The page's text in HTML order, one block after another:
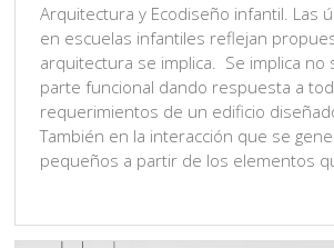
Arquitectura y Ecodiseño infantil. Las
en escuelas infantiles reflejan
arquitectura se implica. Se implica no
parte funcional dando respuesta a
requerimientos de un edificio
También en la interacción que se
pequeños a partir de los elementos